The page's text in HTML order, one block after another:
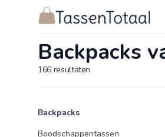
Logo Tassentotaal.nl
Backpacks
166 resultaten
Producten
Product categorieën
Backpacks
Boodschappentassen